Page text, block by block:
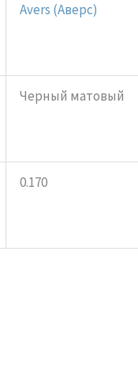
Avers (Аверс)
Черный матовый
0.170